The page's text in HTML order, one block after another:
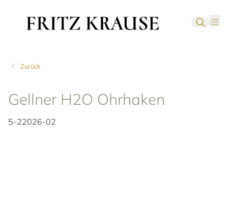
Zurück
Gellner H2O Ohrhaken
5-22026-02